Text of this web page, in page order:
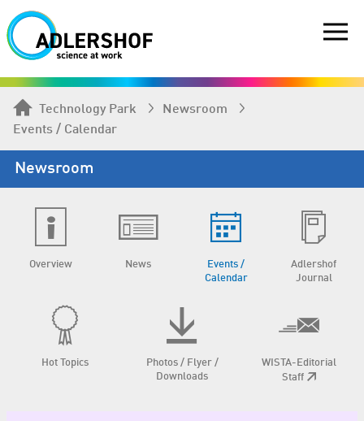
Technology Park
Newsroom
Events / Calendar
Newsroom
Overview News
Events /
Calendar
Adlershof
Journal
Hot Topics
Photos / Flyer /
Downloads
WISTA-Editorial
Staff